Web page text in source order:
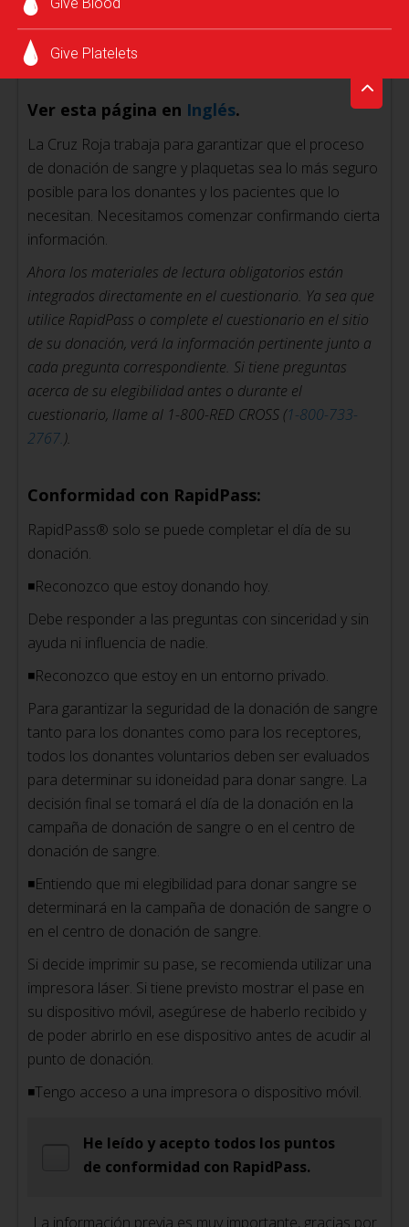
Give Platelets
Inicie su RapidPass
Ver esta página en Inglés.
La Cruz Roja trabaja para garantizar que el proceso
de donación de sangre y plaquetas sea lo más seguro
posible para los donantes y los pacientes que lo
necesitan. Necesitamos comenzar confirmando cierta
información.
Ahora los materiales de lectura obligatorios están
integrados directamente en el cuestionario. Ya sea que
utilice RapidPass o complete el cuestionario en el sitio
de su donación, verá la información pertinente junto a
cada pregunta correspondiente. Si tiene preguntas
acerca de su elegibilidad antes o durante el
cuestionario, llame al 1-800-RED CROSS (1-800-733-
2767.).
Conformidad con RapidPass:
RapidPass® solo se puede completar el día de su
donación.
◾Reconozco que estoy donando hoy.
Debe responder a las preguntas con sinceridad y sin
ayuda ni influencia de nadie.
◾Reconozco que estoy en un entorno privado.
Para garantizar la seguridad de la donación de sangre
tanto para los donantes como para los receptores,
todos los donantes voluntarios deben ser evaluados
para determinar su idoneidad para donar sangre. La
decisión final se tomará el día de la donación en la
campaña de donación de sangre o en el centro de
donación de sangre.
◾Entiendo que mi elegibilidad para donar sangre se
determinará en la campaña de donación de sangre o
en el centro de donación de sangre.
Si decide imprimir su pase, se recomienda utilizar una
impresora láser. Si tiene previsto mostrar el pase en
su dispositivo móvil, asegúrese de haberlo recibido y
de poder abrirlo en ese dispositivo antes de acudir al
punto de donación.
◾Tengo acceso a una impresora o dispositivo móvil.
He leído y acepto todos los puntos
de conformidad con RapidPass.
La información previa es muy importante, gracias por